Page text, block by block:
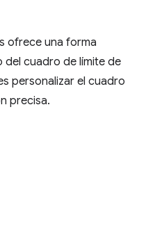
ofrece una forma
del cuadro de límite de
personalizar el cuadro
precisa.